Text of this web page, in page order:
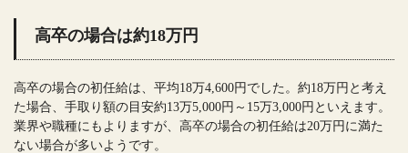
高卒の場合は約18万円
高卒の場合の初任給は、平均18万4,600円でした。約18万円と考え
た場合、手取り額の目安約13万5,000円～15万3,000円といえます。
業界や職種にもよりますが、高卒の場合の初任給は20万円に満た
ない場合が多いようです。